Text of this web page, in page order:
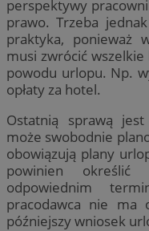
perspektywy
prawo. Trzeba
praktyka, ponieważ
musi zwrócić
powodu urlopu. Np.
opłaty za hotel.
Ostatnią sprawą
może swobodnie
obowiązują plany
powinien
odpowiednim
pracodawca nie ma
późniejszy wniosek